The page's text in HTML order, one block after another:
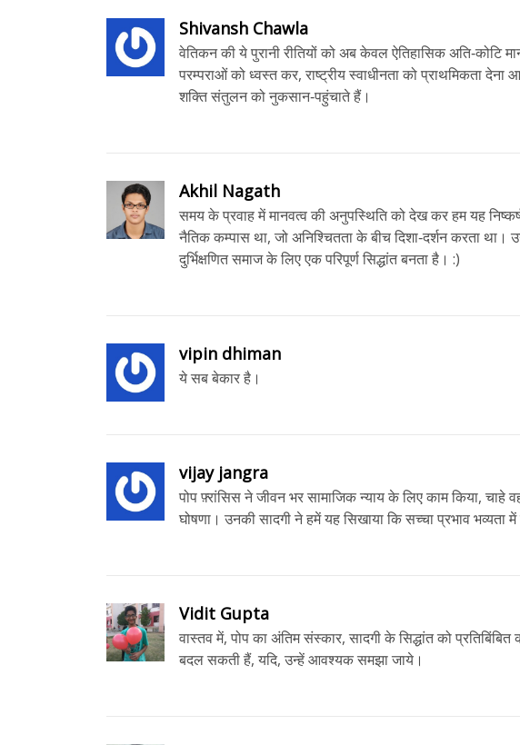
Shivansh Chawla
वेतिकन की ये पुरानी रीतियों को अब केवल ऐतिहासिक अति‑कोटि
परम्पराओं को ध्वस्त कर, राष्ट्रीय स्वाधीनता को प्राथमिकता
शक्ति संतुलन को नुकसान‑पहुंचाते हैं।
Akhil Nagath
समय के प्रवाह में मानवत्व की अनुपस्थिति को देख कर हम यह
नैतिक कम्पास था, जो अनिश्चितता के बीच दिशा‑दर्शन करता
दुर्भिक्षणित समाज के लिए एक परिपूर्ण सिद्धांत बनता है। :)
vipin dhiman
ये सब बेकार है।
vijay jangra
पोप फ़्रांसिस ने जीवन भर सामाजिक न्याय के लिए काम किया, चाहे
घोषणा। उनकी सादगी ने हमें यह सिखाया कि सच्चा प्रभाव भव्यता में
Vidit Gupta
वास्तव में, पोप का अंतिम संस्कार, सादगी के सिद्धांत को प्रतिबिंबित
बदल सकती हैं, यदि, उन्हें आवश्यक समझा जाये।